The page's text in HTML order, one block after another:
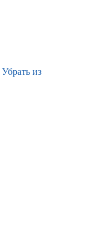
Убрать из